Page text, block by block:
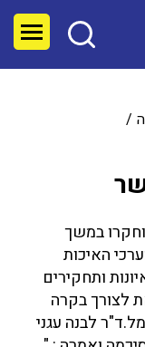
במשך
האיכות
ותחקירים
לצורך בקרה
לבנה עגני